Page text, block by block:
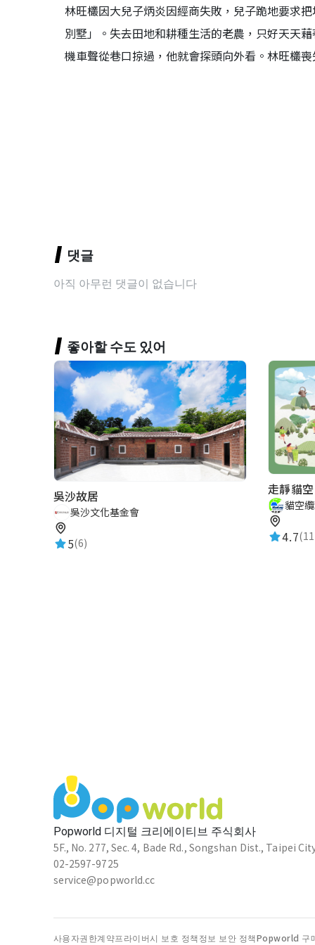
林旺欉因大兒子炳炎因經商失敗，兒子跪地要求
別墅」。失去田地和耕種生活的老農，只好天天
機車聲從巷口掠過，他就會探頭向外看。林旺欉
댓글
아직 아무런 댓글이 없습니다
좋아할 수도 있어
吳沙故居
吳沙文化基金會
5(6)
走靜貓
貓空
4.7
Popworld 디지털 크리에이티브 주식회사
5F., No. 277, Sec. 4, Bade Rd., Songshan Dist., Taipei
02-2597-9725
service@popworld.cc
사용자권한계약프라이버시 보호 정책정보 보안 정책Popworld 구